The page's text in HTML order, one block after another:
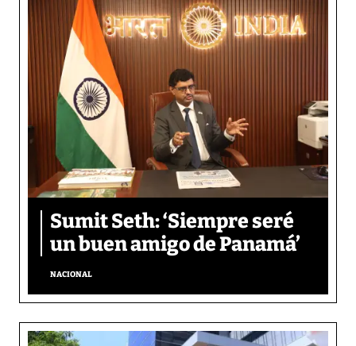
Sumit Seth: ‘Siempre seré
un buen amigo de Panamá’
NACIONAL